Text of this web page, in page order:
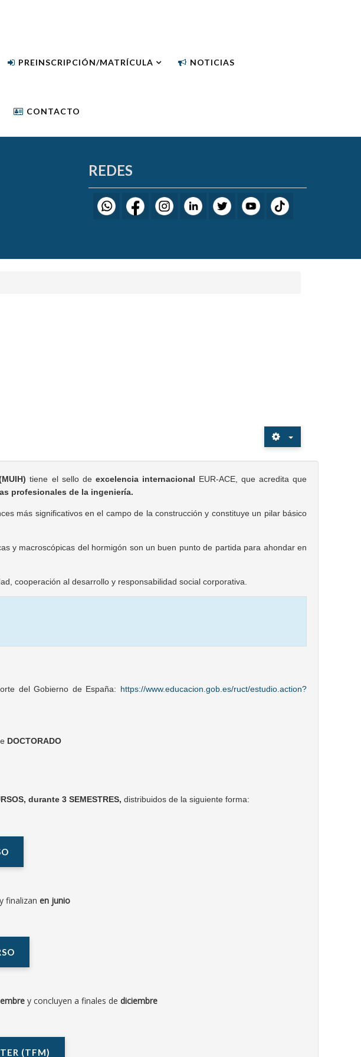
PREINSCRIPCIÓN/MATRÍCULA NOTICIAS
CONTACTO
REDES
tiene el sello de excelencia internacional EUR-ACE, que acredita que
profesionales de la ingeniería.
más significativos en el campo de la construcción y constituye un pilar básico
y macroscópicas del hormigón son un buen punto de partida para ahondar en
cooperación al desarrollo y responsabilidad social corporativa.
del Gobierno de España: https://www.educacion.gob.es/ruct/estudio.action?
DOCTORADO
durante 3 SEMESTRES, distribuidos de la siguiente forma:
y finalizan en junio
y concluyen a finales de diciembre
(TFM)